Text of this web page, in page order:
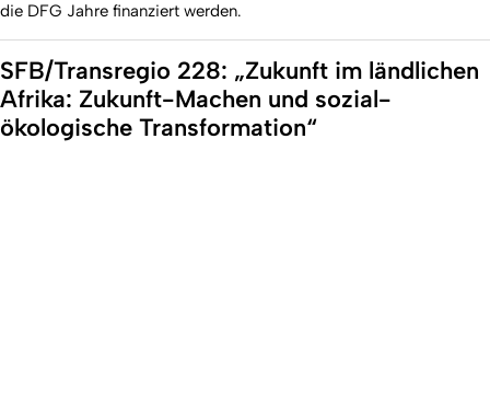
die DFG Jahre finanziert werden.
SFB/Transregio 228: „Zukunft im ländlichen
Afrika: Zukunft-Machen und sozial-
ökologische Transformation“